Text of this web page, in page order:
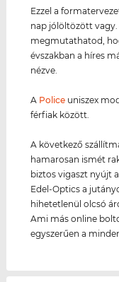
Ezzel a
nap jólöltözött vagy.
megmutathatod,
évszakban a híres
nézve.
A Police uniszex
férfiak között.
A következő
hamarosan ismét
biztos vigaszt nyújt
Edel-Optics a
hihetetlenül olcsó
Ami más online
egyszerűen a